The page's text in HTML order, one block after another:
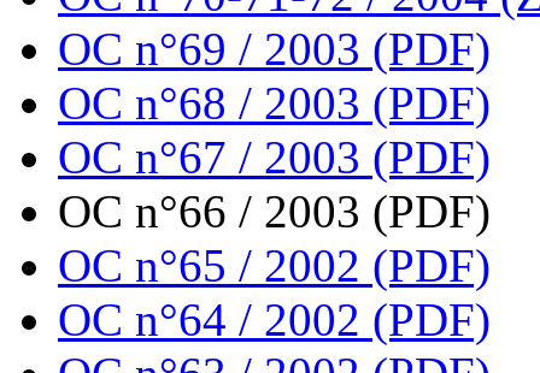
OC n°69 / 2003 (PDF)
OC n°68 / 2003 (PDF)
OC n°67 / 2003 (PDF)
OC n°66 / 2003 (PDF)
OC n°65 / 2002 (PDF)
OC n°64 / 2002 (PDF)